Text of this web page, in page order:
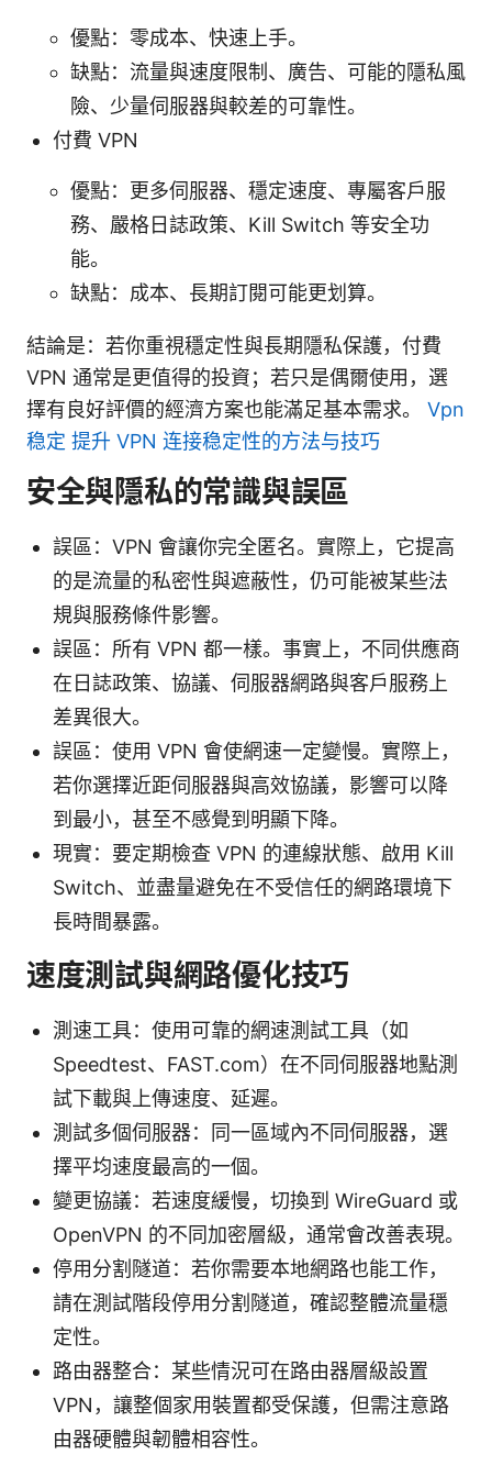
優點：零成本、快速上手。
缺點：流量與速度限制、廣告、可能的隱私風
險、少量伺服器與較差的可靠性。
付費 VPN
優點：更多伺服器、穩定速度、專屬客戶服
務、嚴格日誌政策、Kill Switch 等安全功
能。
缺點：成本、長期訂閱可能更划算。
結論是：若你重視穩定性與長期隱私保護，付費
VPN 通常是更值得的投資；若只是偶爾使用，選
擇有良好評價的經濟方案也能滿足基本需求。 Vpn
稳定 提升 VPN 连接稳定性的方法与技巧
安全與隱私的常識與誤區
誤區：VPN 會讓你完全匿名。實際上，它提高
的是流量的私密性與遮蔽性，仍可能被某些法
規與服務條件影響。
誤區：所有 VPN 都一樣。事實上，不同供應商
在日誌政策、協議、伺服器網路與客戶服務上
差異很大。
誤區：使用 VPN 會使網速一定變慢。實際上，
若你選擇近距伺服器與高效協議，影響可以降
到最小，甚至不感覺到明顯下降。
現實：要定期檢查 VPN 的連線狀態、啟用 Kill
Switch、並盡量避免在不受信任的網路環境下
長時間暴露。
速度測試與網路優化技巧
測速工具：使用可靠的網速測試工具（如
Speedtest、FAST.com）在不同伺服器地點測
試下載與上傳速度、延遲。
測試多個伺服器：同一區域內不同伺服器，選
擇平均速度最高的一個。
變更協議：若速度緩慢，切換到 WireGuard 或
OpenVPN 的不同加密層級，通常會改善表現。
停用分割隧道：若你需要本地網路也能工作，
請在測試階段停用分割隧道，確認整體流量穩
定性。
路由器整合：某些情況可在路由器層級設置
VPN，讓整個家用裝置都受保護，但需注意路
由器硬體與韌體相容性。